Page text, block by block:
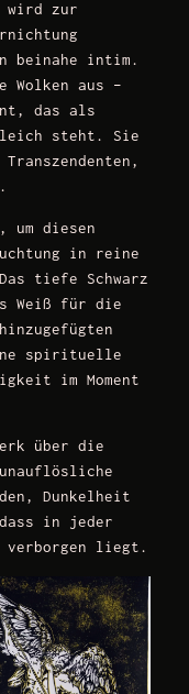
zur
beinahe intim.
Wolken aus –
das als
steht. Sie
um diesen
in reine
tiefe Schwarz
Weiß für die
spirituelle
im Moment
über die
Dunkelheit
in jeder
verborgen liegt.